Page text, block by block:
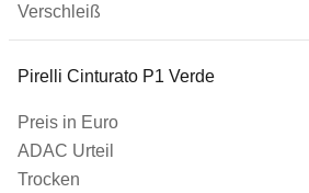
Pirelli Cinturato P1 Verde